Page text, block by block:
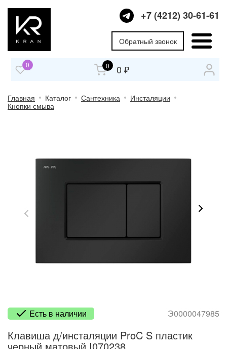
+7 (4212) 30-61-61
Обратный звонок
0 0 0 ₽
Главная Каталог Сантехника
Инсталяции
Кнопки смыва
Есть в наличии Э0000047985
Клавиша д/инсталяции ProC S пластик